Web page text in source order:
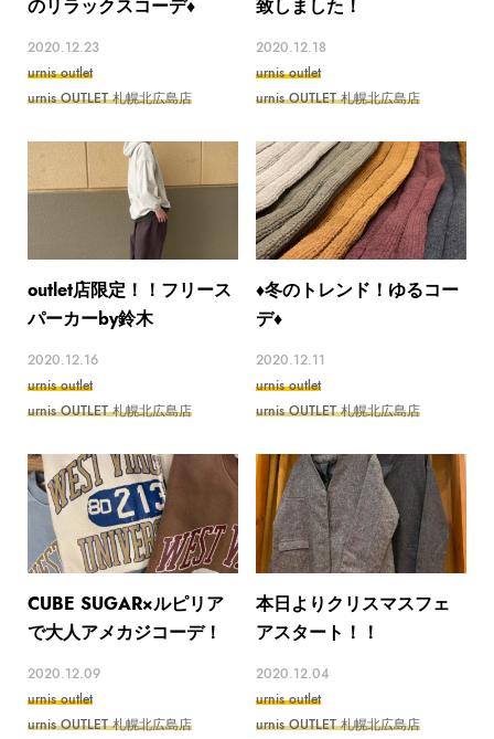
のリラックスコーデ♦️
2020.12.23
urnis outlet
urnis OUTLET 札幌北広島店
致しました！
2020.12.18
urnis outlet
urnis OUTLET 札幌北広島店
outlet店限定！！フリース
パーカーby鈴木
2020.12.16
urnis outlet
urnis OUTLET 札幌北広島店
♦️冬のトレンド！ゆるコー
デ♦️
2020.12.11
urnis outlet
urnis OUTLET 札幌北広島店
CUBE SUGAR×ルピリア
で大人アメカジコーデ！
2020.12.09
urnis outlet
urnis OUTLET 札幌北広島店
本日よりクリスマスフェ
アスタート！！
2020.12.04
urnis outlet
urnis OUTLET 札幌北広島店